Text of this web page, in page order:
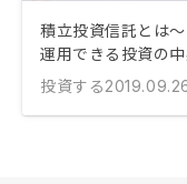
積立投資信託とは
運用できる投資の
投資する